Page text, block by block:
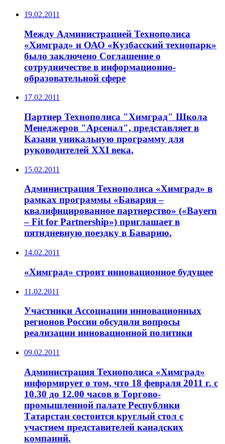
19.02.2011
Между Администрацией Технополиса
«Химград» и ОАО «Кузбасский технопарк»
было заключено Соглашение о
сотрудничестве в информационно-
образовательной сфере
17.02.2011
Партнер Технополиса "Химград" Школа
Менеджеров "Арсенал", представляет в
Казани уникальную программу для
руководителей XXI века.
15.02.2011
Администрация Технополиса «Химград» в
рамках программы «Бавария –
квалифицированное партнерство» («Bayern
– Fit for Partnership») приглашает в
пятидневную поездку в Баварию.
14.02.2011
«Химград» строит инновационное будущее
11.02.2011
Участники Ассоциации инновационных
регионов России обсудили вопросы
реализации инновационной политики
09.02.2011
Администрация Технополиса «Химград»
информирует о том, что 18 февраля 2011 г. с
10.30 до 12.00 часов в Торгово-
промышленной палате Республики
Татарстан состоится круглый стол с
участием представителей канадских
компаний.